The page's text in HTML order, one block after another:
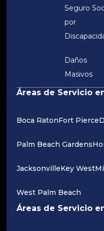
Seguro
por
Daños
Masivos
Áreas de Servicio
Boca RatonFort Pierce
Palm Beach Gardens
JacksonvilleKey West
West Palm Beach
Áreas de Servicio